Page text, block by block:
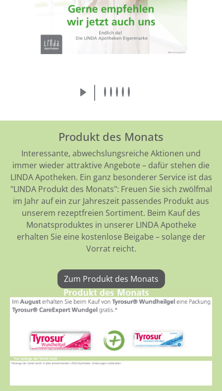
Produkt des Monats
Interessante, abwechslungsreiche Aktionen und
immer wieder attraktive Angebote – dafür stehen die
LINDA Apotheken. Ein ganz besonderer Service ist das
"LINDA Produkt des Monats": Freuen Sie sich zwölfmal
im Jahr auf ein zur Jahreszeit passendes Produkt aus
unserem rezeptfreien Sortiment. Beim Kauf des
Monatsproduktes in unserer LINDA Apotheke
erhalten Sie eine kostenlose Beigabe – solange der
Vorrat reicht.
Zum Produkt des Monats